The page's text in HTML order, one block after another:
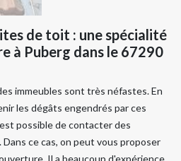
de toit : une spécialité
à Puberg dans le 67290
immeubles sont très néfastes. En
les dégâts engendrés par ces
possible de contacter des
ce cas, on peut vous proposer
Il a beaucoup d'expérience